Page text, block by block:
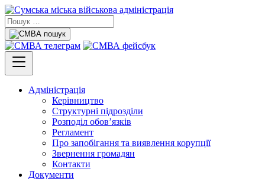
Адміністрація
Керівництво
Структурні підрозділи
Розподіл обов’язків
Регламент
Про запобігання та виявлення корупції
Звернення громадян
Контакти
Документи